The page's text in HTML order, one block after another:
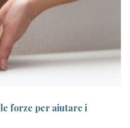
forze per aiutare i